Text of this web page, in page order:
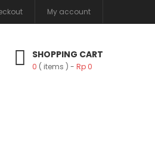
My account
SHOPPING CART
0 ( items ) Rp0